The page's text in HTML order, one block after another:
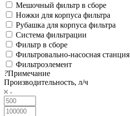
Мешочный фильтр в сборе
Ножки для корпуса фильтра
Рубашка для корпуса фильтра
Система фильтрации
Фильтр в сборе
Фильтровально-насосная станция
Фильтроэлемент
?Примечание
Производительность, л/ч